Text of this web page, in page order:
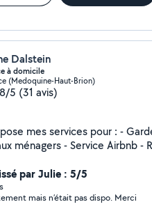
Dalstein
à domicile
(Medoquine-Haut-Brion)
5 (31 avis)
Ainsi que garde de
maximum pour vous satisfaire. Au plaisir, Karine
par Julie : 5/5
mais n’était pas dispo. Merci